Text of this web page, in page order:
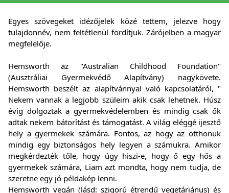
Egyes szövegeket idézőjelek közé tettem, jelezve hogy
tulajdonnév, nem feltétlenül fordítjuk. Zárójelben a magyar
megfelelője.
Hemsworth az "Australian Childhood Foundation"
(Ausztráliai Gyermekvédő Alapítvány) nagykövete.
Hemsworth beszélt az alapítvánnyal való kapcsolatáról, "
Nekem vannak a legjobb szüleim akik csak lehetnek. Húsz
évig dolgoztak a gyermekvédelemben és mindig csak ők
adtak nekem bátorítást és támogatást. A világ eléggé ijesztő
hely a gyermekek számára. Fontos, az hogy az otthonuk
mindig egy biztonságos hely legyen a számukra. Amikor
megkérdezték tőle, hogy úgy hiszi-e, hogy ő egy hős a
gyermekek számára, Liam azt mondta, hogy nem tudja, de
szeretne egy jó példakép lenni.
Hemsworth vegán (lásd: szigorú étrendű vegetáriánus) és